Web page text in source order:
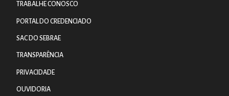
TRABALHE CONOSCO
PORTAL DO CREDENCIADO
SAC DO SEBRAE
TRANSPARÊNCIA
PRIVACIDADE
OUVIDORIA